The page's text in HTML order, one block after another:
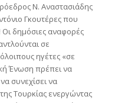
Ν. Αναστασιάδης
Γκουτέρες που
Οι δημόσιες αναφορές
σε
ηγέτες «σε
Ένωση πρέπει να
συνεχίσει να
Τουρκίας ενεργώντας